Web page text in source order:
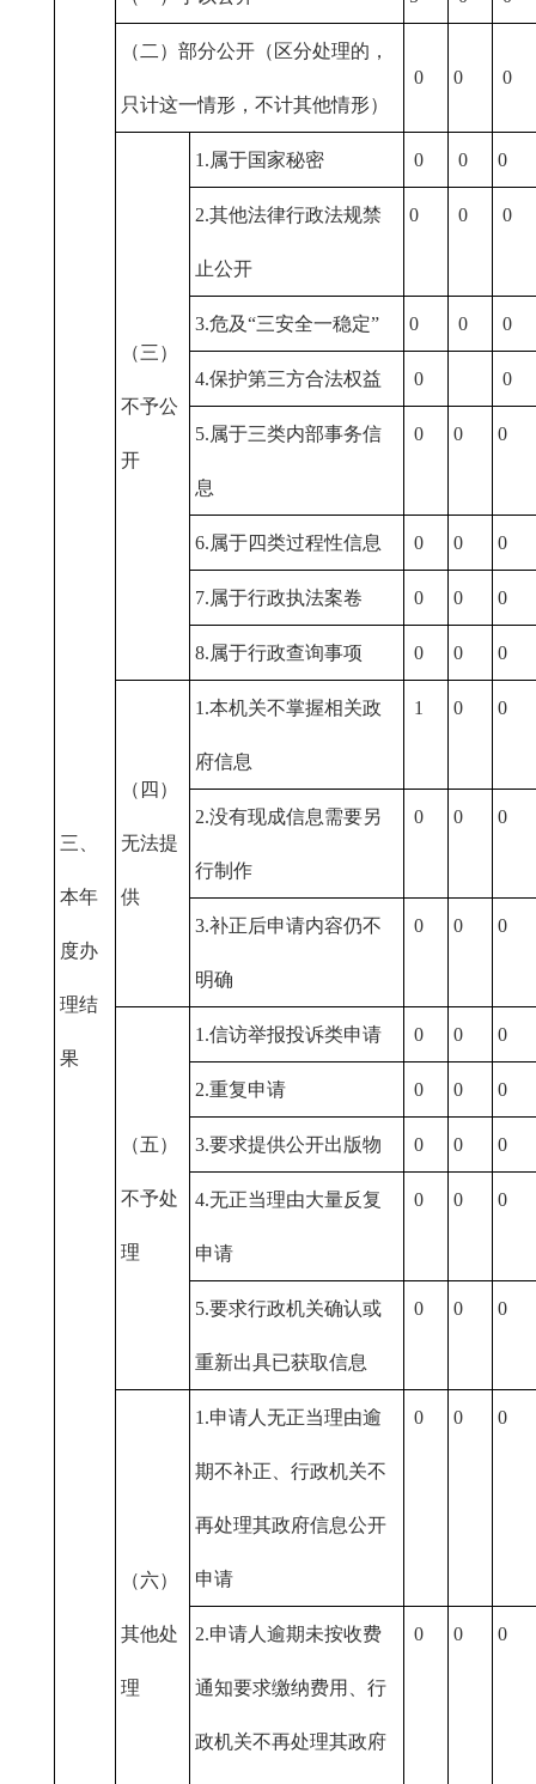
三、
本年
度办
理结
果
（二）部分公开（区分处理的，
只计这一情形，不计其他情形）
0 0 0
（三）
不予公
开
1.属于国家秘密 0 0 0
2.其他法律行政法规禁
止公开
0 0 0
3.危及“三安全一稳定” 0 0 0
4.保护第三方合法权益 0 0
5.属于三类内部事务信
息
0 0 0
6.属于四类过程性信息 0 0 0
7.属于行政执法案卷 0 0 0
8.属于行政查询事项 0 0 0
（四）
无法提
供
1.本机关不掌握相关政
府信息
1 0 0
2.没有现成信息需要另
行制作
0 0 0
3.补正后申请内容仍不
明确
0 0 0
（五）
不予处
理
1.信访举报投诉类申请 0 0 0
2.重复申请 0 0 0
3.要求提供公开出版物 0 0 0
4.无正当理由大量反复
申请
0 0 0
5.要求行政机关确认或
重新出具已获取信息
0 0 0
（六）
其他处
理
1.申请人无正当理由逾
期不补正、行政机关不
再处理其政府信息公开
申请
0 0 0
2.申请人逾期未按收费
通知要求缴纳费用、行
政机关不再处理其政府
0 0 0